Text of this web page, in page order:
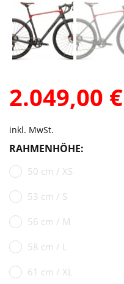
2.049,00 €
inkl. MwSt.
RAHMENHÖHE:
50 cm / XS
53 cm / S
56 cm / M
58 cm / L
61 cm / XL